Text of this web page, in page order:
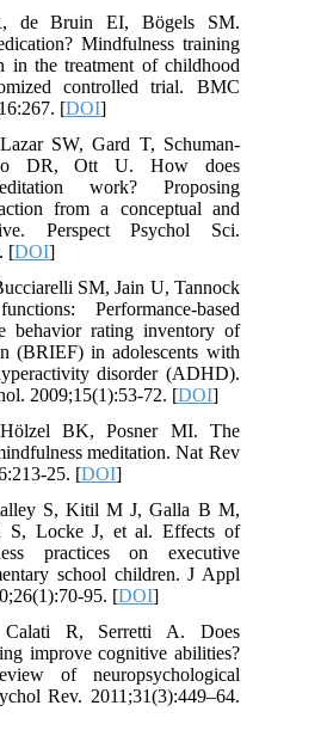
de Bruin EI, Bögels SM.
Mindfulness training
in the treatment of childhood
controlled trial. BMC
[DOI
SW, Gard T, Schuman-
DR, Ott U. How does
work? Proposing
action from a conceptual and
Perspect Psychol Sci.
[DOI
SM, Jain U, Tannock
Performance-based
behavior rating inventory of
(BRIEF) in adolescents with
disorder (ADHD).
2009;15(1):53-72. [DOI
Hölzel BK, Posner MI. The
meditation. Nat Rev
25. [DOI
S, Kitil M J, Galla B M,
S, Locke J, et al. Effects of
practices on executive
school children. J Appl
95. [DOI
Calati R, Serretti A. Does
improve cognitive abilities?
of neuropsychological
Rev. 2011;31(3):449–64.